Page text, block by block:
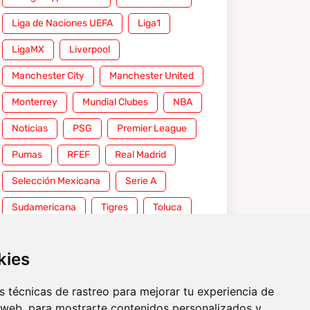
técnicas de rastreo para mejorar tu experiencia de
Liga de Naciones UEFA Liga1
LigaMX Liverpool
Manchester City Manchester United
Monterrey Mundial Clubes NBA
Noticias PSG Premier League
Pumas RFEF Real Madrid
Selección Mexicana Serie A
Sudamericana Tigres Toluca